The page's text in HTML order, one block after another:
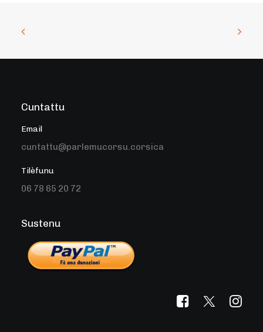
Cuntattu
Email
cuntattu@parlemucorsu.corsica
Tilèfunu
06 78 65 20 72
Sustenu